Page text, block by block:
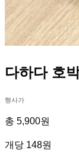
다하다 호
행사가
총 5,900원
개당 148원